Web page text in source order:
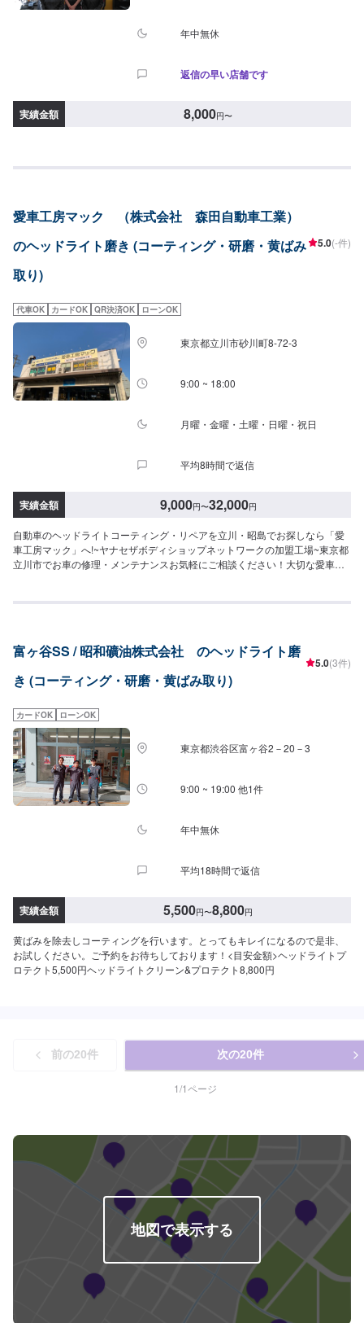
年中無休
返信の早い店舗です
実績金額 8,000円〜
愛車工房マック （株式会社 森田自動車工業）
のヘッドライト磨き (コーティング・研磨・黄ばみ
取り)
5.0(-件)
代車OK カードOK QR決済OK ローンOK
東京都立川市砂川町8-72-3
9:00 ~ 18:00
月曜・金曜・土曜・日曜・祝日
平均8時間で返信
実績金額 9,000円〜32,000円
自動車のヘッドライトコーティング・リペアを立川・昭島でお探しなら「愛
車工房マック」へ!~ヤナセザボディショップネットワークの加盟工場~東京都
立川市でお車の修理・メンテナンスお気軽にご相談ください！大切な愛車を
のお手入れもお任せ！カーメンテナンス【想像を超えた輝きのボディコーテ
のプロが適正なコーティングをお勧めいたします。お気軽にご相談くださ
い。<代車について>代車をご用意しています。お車の作業中は代車をご利用
ください。※代車の燃料代はお客様にご負担いただいております。※状況によ
～19:00【土曜】8:30～18:00【日曜（受付のみ可）】9:00～18:00祝日定休
富ヶ谷SS / 昭和礦油株式会社 のヘッドライト磨
き (コーティング・研磨・黄ばみ取り)
5.0(3件)
カードOK ローンOK
東京都渋谷区富ヶ谷2－20－3
9:00 ~ 19:00 他1件
年中無休
平均18時間で返信
実績金額 5,500円〜8,800円
黄ばみを除去しコーティングを行います。とってもキレイになるので是非、
お試しください。ご予約をお待ちしております！<目安金額>ヘッドライトプ
ロテクト5,500円ヘッドライトクリーン&プロテクト8,800円
前の20件 次の20件
1/1ページ
地図で表示する